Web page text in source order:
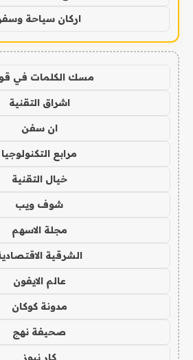
اركان سياحة
مسك الكلمات في
اشراق التقنية
ان سفن
مرابع التكنولوجيا
خيال التقنية
شوف ويب
مجلة الاسهم
الشرقية
عالم الايفون
مدونة كوكان
صحيفة نهج
كار نيوز